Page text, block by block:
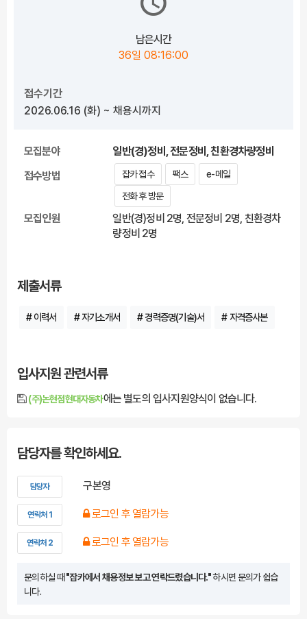
남은시간
36일 08:15:59
접수기간
2026.06.16 (화) ~ 채용시까지
모집분야
일반(경)정비, 전문정비, 친환경차량정비
접수방법
잡카 접수 팩스
e-메일
전화 후 방문
모집인원
일반(경)정비 2명, 전문정비 2명, 친환경차
량정비 2명
제출서류
# 이력서 # 자기소개서 # 경력증명(기술)서 # 자격증사본
입사지원 관련서류
(주)논현점현대자동차에는 별도의 입사지원양식이 없습니다.
담당자를 확인하세요.
담당자 구본영
연락처 1 로그인 후 열람가능
연락처 2 로그인 후 열람가능
문의하실 때"잡카에서 채용정보 보고 연락드렸습니다."하시면 문의가 쉽습
니다.